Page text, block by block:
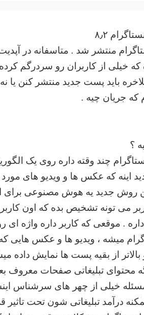
۸٫۲
۸٫۲ برنامه اینستاگرام منتشر شد . متاسفانه در
که خیلی از کاربران رو سردرگم
باید پست جدید منتشر کنن یا نه
جریان چیه .
؟
چند وقته داره روی یک
اینه که عکس ها و ویدیو های مورد
روش جدید یه هوش مصنوعی برای
می تونه تشخیص بده که اون
. موقعی که کاربر داره واژه ای
میشه ، ویدیو ها و عکس هایی
بالاتر از بقیه پست ها نمایش داده
محتوای تبلیغاتی صفحات معروف
خیلی از چهر های سرشناس
درآمد تبلیغاتی شون تحت تاثیر